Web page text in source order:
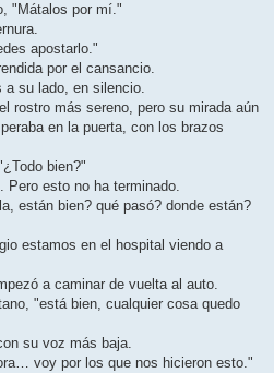
"Mátalos por mí."
apostarlo."
por el cansancio.
a su lado, en silencio.
rostro más sereno, pero su mirada aún
en la puerta, con los brazos
bien?"
esto no ha terminado.
están bien? qué pasó? donde están?
estamos en el hospital viendo a
a caminar de vuelta al auto.
"está bien, cualquier cosa quedo
su voz más baja.
voy por los que nos hicieron esto."